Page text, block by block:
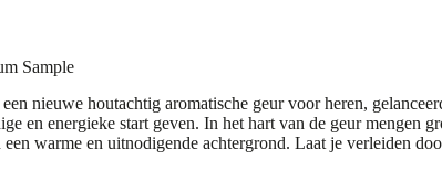
Sample
nieuwe houtachtig aromatische geur voor heren,
en energieke start geven. In het hart van de geur
warme en uitnodigende achtergrond. Laat je verleiden